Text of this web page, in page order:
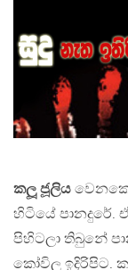
කලූ ජූලිය
හිටියේ පානදුරේ.
පිහිටලා තිබුනේ
කෝවිල ඉදිරිපිට.